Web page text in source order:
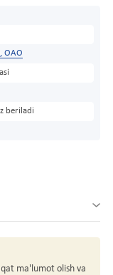
ОАО
beriladi
ma'lumot olish va